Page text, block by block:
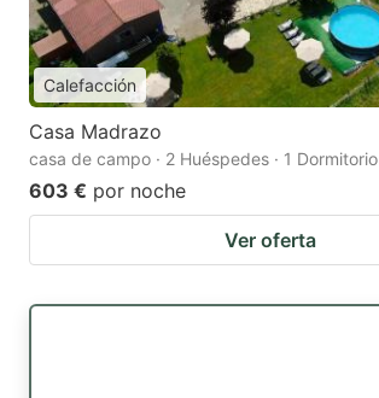
Calefacción
Casa Madrazo
casa de campo · 2 Huéspedes · 1 Dormitorio
603 € por noche
Ver oferta